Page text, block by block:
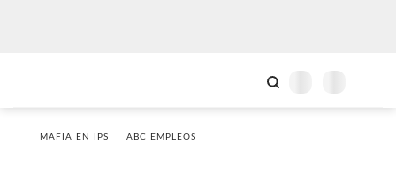
MAFIA EN IPS ABC EMPLEOS